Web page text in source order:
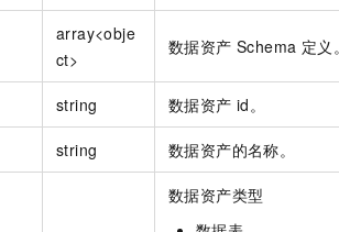
array<obje
ct>
数据资产 Schema 定义。
string 数据资产 id。
string 数据资产的名称。
数据资产类型